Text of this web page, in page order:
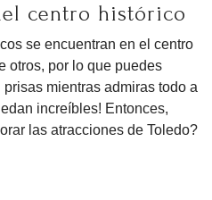
centro histórico
se encuentran en el centro
otros, por lo que puedes
mientras admiras todo a
increíbles! Entonces,
las atracciones de Toledo?